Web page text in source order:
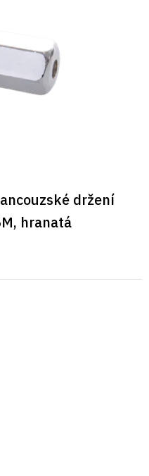
držení
hranatá